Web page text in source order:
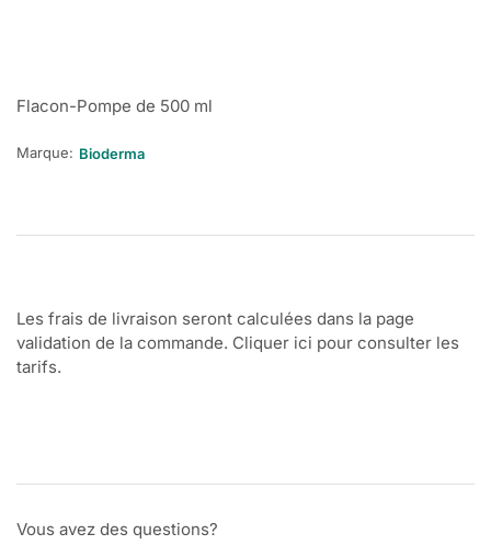
Flacon-Pompe de 500 ml
Marque: Bioderma
Les frais de livraison seront calculées dans la page
validation de la commande. Cliquer ici pour consulter les
tarifs.
Vous avez des questions?